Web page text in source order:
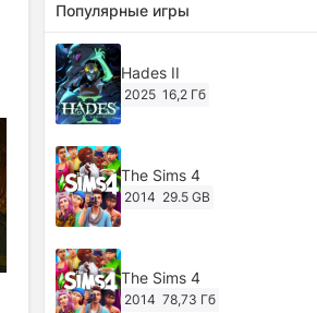
Популярные игры
Hades II
2025 16,2 Гб
The Sims 4
2014 29.5 GB
The Sims 4
2014 78,73 Гб